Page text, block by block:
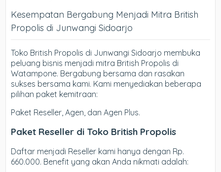
Kesempatan Bergabung Menjadi Mitra British
Propolis di Junwangi Sidoarjo
Toko British Propolis di Junwangi Sidoarjo membuka
peluang bisnis menjadi mitra British Propolis di
Watampone. Bergabung bersama dan rasakan
sukses bersama kami. Kami menyediakan beberapa
pilihan paket kemitraan:
Paket Reseller, Agen, dan Agen Plus.
Paket Reseller di Toko British Propolis
Daftar menjadi Reseller kami hanya dengan Rp.
660.000. Benefit yang akan Anda nikmati adalah: